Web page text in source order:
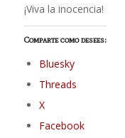
¡Viva la inocencia!
Comparte como desees:
Bluesky
Threads
X
Facebook